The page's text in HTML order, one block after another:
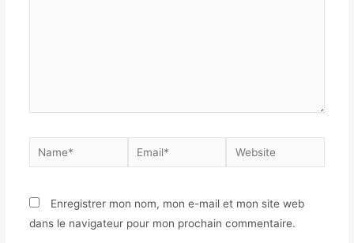
Enregistrer mon nom, mon e-mail et mon site web
dans le navigateur pour mon prochain commentaire.